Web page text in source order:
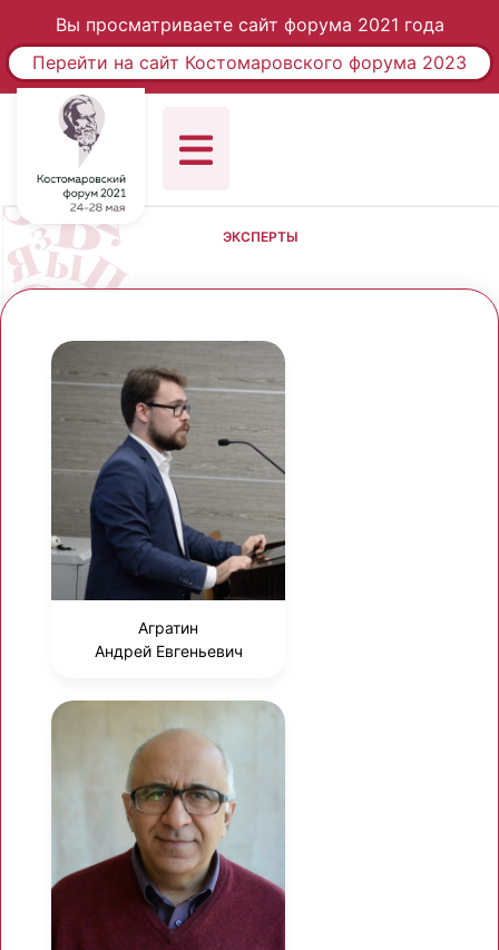
Вы просматриваете сайт форума 2021 года
Перейти на сайт Костомаровского форума 2023
ЭКСПЕРТЫ
Агратин
Андрей Евгеньевич